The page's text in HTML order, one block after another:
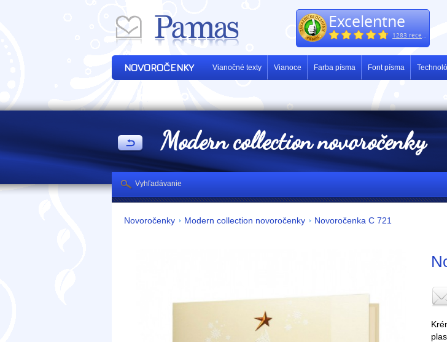
Modern collection novoročenky
Excelentne
1283 recenzií
NOVOROČENKY Vianočné texty Vianoce Farba písma Font písma
Novoročenky Modern collection novoročenky Novoročenka C 721
Vyhľadávanie